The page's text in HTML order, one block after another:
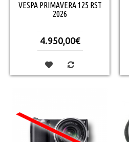
VESPA PRIMAVERA 125 RST
2026
4.950,00€